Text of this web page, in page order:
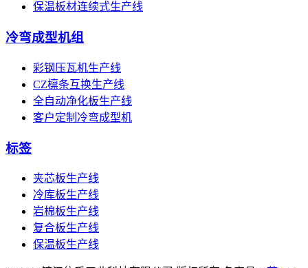
保温板材连续式生产线
冷弯成型机组
彩钢压瓦机生产线
CZ檩条互换生产线
全自动净化板生产线
客户定制冷弯成型机
标签
夹芯板生产线
冷库板生产线
岩棉板生产线
复合板生产线
保温板生产线